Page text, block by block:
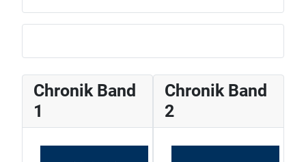
Chronik Band
1
Chronik Band
2